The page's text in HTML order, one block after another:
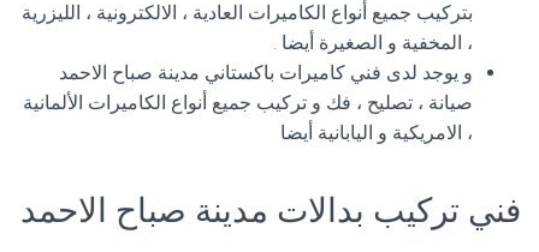
بتركيب جميع أنواع الكاميرات العادية ، الالكترونية ، الليزرية
، المخفية و الصغيرة أيضا .
و يوجد لدى فني كاميرات باكستاني مدينة صباح الاحمد
صيانة ، تصليح ، فك و تركيب جميع أنواع الكاميرات الألمانية
، الامريكية و اليابانية أيضا
فني تركيب بدالات مدينة صباح الاحمد